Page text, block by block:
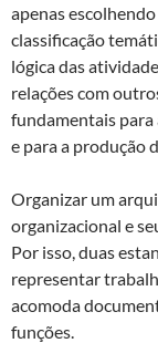
apenas
classificação
lógica das
relações com
fundamentais para
e para a produção
Organizar um
organizacional e
Por isso, duas
representar
acomoda
funções.